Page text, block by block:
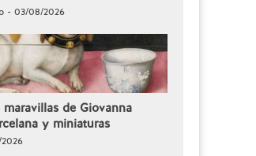
- 03/08/2026
de Giovanna
y miniaturas